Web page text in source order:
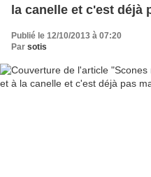
la canelle et c'est déjà
Publié le 12/10/2013 à 07:20
Par sotis